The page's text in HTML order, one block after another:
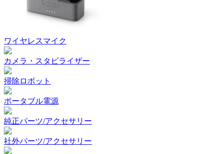
ワイヤレスマイク
カメラ・スタビライザー
掃除ロボット
ポータブル電源
純正パーツ/アクセサリー
社外パーツ/アクセサリー